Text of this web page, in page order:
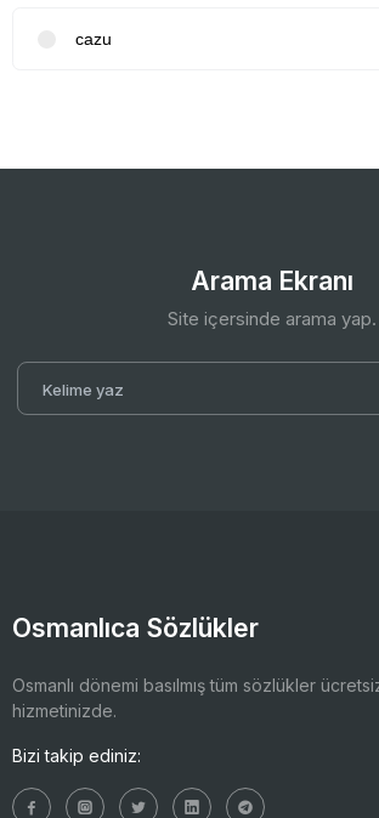
cazu
Arama Ekranı
Site içersinde arama yap.
Osmanlıca Sözlükler
Osmanlı dönemi basılmış tüm sözlükler
hizmetinizde.
Bizi takip ediniz: